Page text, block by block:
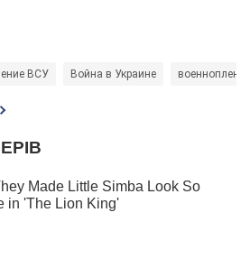
ВСУ Война в Украине